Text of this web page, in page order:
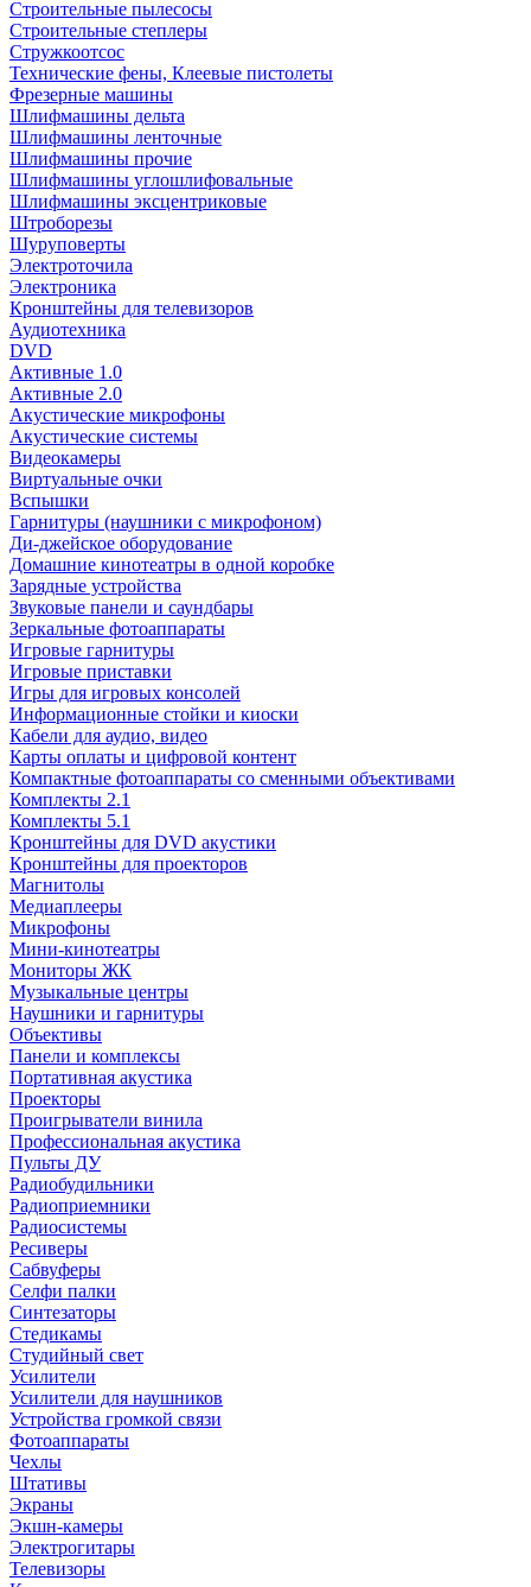
Строительные пылесосы
Строительные степлеры
Стружкоотсос
Технические фены, Клеевые пистолеты
Фрезерные машины
Шлифмашины дельта
Шлифмашины ленточные
Шлифмашины прочие
Шлифмашины углошлифовальные
Шлифмашины эксцентриковые
Штроборезы
Шуруповерты
Электроточила
Электроника
Кронштейны для телевизоров
Аудиотехника
DVD
Активные 1.0
Активные 2.0
Акустические микрофоны
Акустические системы
Видеокамеры
Виртуальные очки
Вспышки
Гарнитуры (наушники с микрофоном)
Ди-джейское оборудование
Домашние кинотеатры в одной коробке
Зарядные устройства
Звуковые панели и саундбары
Зеркальные фотоаппараты
Игровые гарнитуры
Игровые приставки
Игры для игровых консолей
Информационные стойки и киоски
Кабели для аудио, видео
Карты оплаты и цифровой контент
Компактные фотоаппараты со сменными объективами
Комплекты 2.1
Комплекты 5.1
Кронштейны для DVD акустики
Кронштейны для проекторов
Магнитолы
Медиаплееры
Микрофоны
Мини-кинотеатры
Мониторы ЖК
Музыкальные центры
Наушники и гарнитуры
Объективы
Панели и комплексы
Портативная акустика
Проекторы
Проигрыватели винила
Профессиональная акустика
Пульты ДУ
Радиобудильники
Радиоприемники
Радиосистемы
Ресиверы
Сабвуферы
Селфи палки
Синтезаторы
Стедикамы
Студийный свет
Усилители
Усилители для наушников
Устройства громкой связи
Фотоаппараты
Чехлы
Штативы
Экраны
Экшн-камеры
Электрогитары
Телевизоры